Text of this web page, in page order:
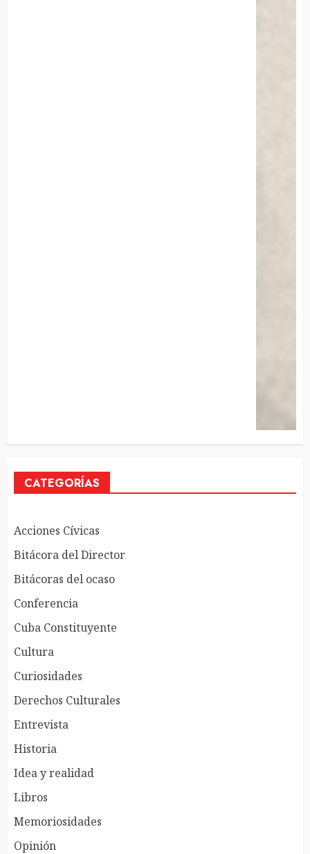
CATEGORÍAS
Acciones Cívicas
Bitácora del Director
Bitácoras del ocaso
Conferencia
Cuba Constituyente
Cultura
Curiosidades
Derechos Culturales
Entrevista
Historia
Idea y realidad
Libros
Memoriosidades
Opinión